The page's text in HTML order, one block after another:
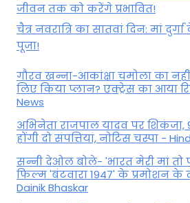
जीवन तक को करेंगे प्रभावित!
चैत्र नवरात्रि का सातवां दिन: मां
पूजा!
गौरव खन्ना-आकांक्षा चमोला का
लिए किया प्लान? एक्ट्रेस का आया
News
अभिनेता राजपाल यादव पर शिकंजा,
होंगी दो संपत्तियां, नोटिस चस्पा -
सन्नी देओल बोले- 'भारत मेरी मां तो
फिल्म 'बंटवारा 1947' के प्रमोशन के
Dainik Bhaskar